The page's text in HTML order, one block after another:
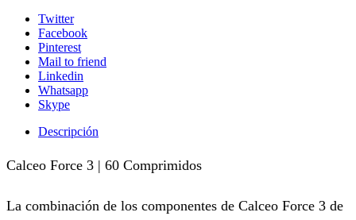
Twitter
Facebook
Pinterest
Mail to friend
Linkedin
Whatsapp
Skype
Descripción
Calceo Force 3 | 60 Comprimidos
La combinación de los componentes de Calceo Force 3 de